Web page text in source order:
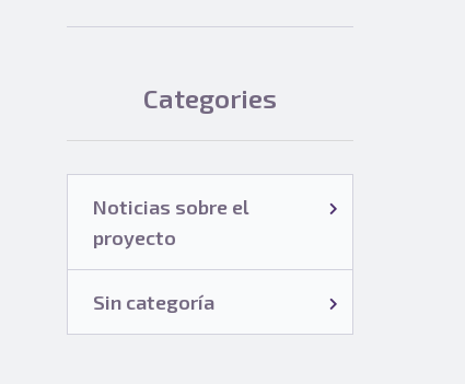
Categories
Noticias sobre el
proyecto
Sin categoría